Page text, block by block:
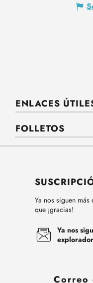
ENLACES
FOLLETOS
Ya nos siguen
que ¡gracias!
Ya nos